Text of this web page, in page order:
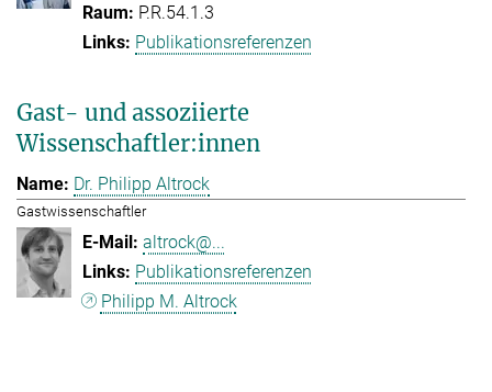
P.R.54.1.3
Publikationsreferenzen
Gast- und assoziierte
Wissenschaftler:innen
Dr. Philipp Altrock
Gastwissenschaftler
altrock@...
Publikationsreferenzen
Philipp M. Altrock